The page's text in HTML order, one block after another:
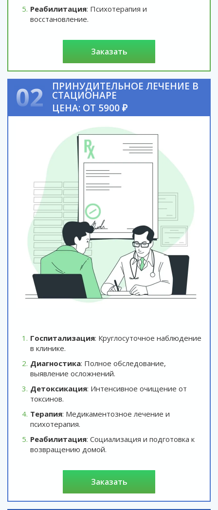
Реабилитация: Психотерапия и
восстановление.
заказать
02 ПРИНУДИТЕЛЬНОЕ ЛЕЧЕНИЕ В
СТАЦИОНАРЕ
ЦЕНА: ОТ 5900 ₽
Госпитализация: Круглосуточное наблюдение
в клинике.
Диагностика: Полное обследование,
выявление осложнений.
Детоксикация: Интенсивное очищение от
токсинов.
Терапия: Медикаментозное лечение и
психотерапия.
Реабилитация: Социализация и подготовка к
возвращению домой.
заказать